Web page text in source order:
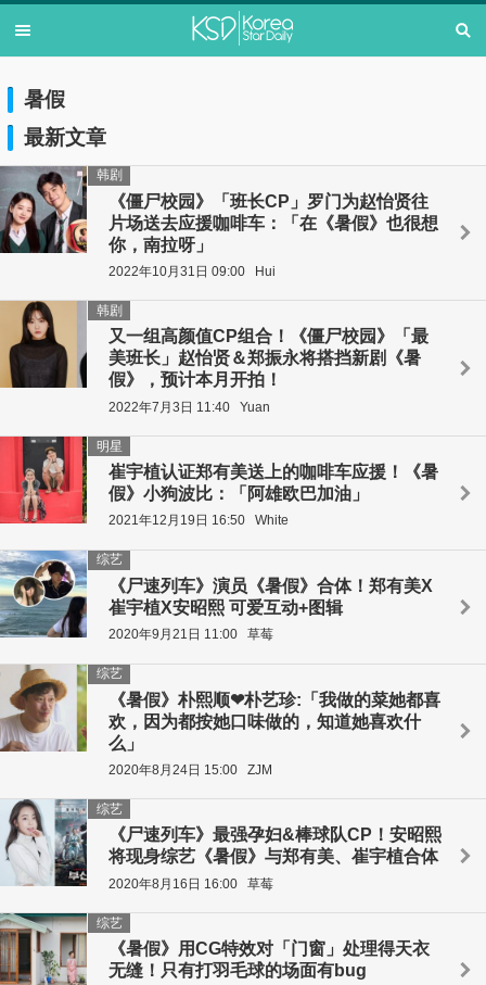
暑假
最新文章
《僵尸校园》「班长CP」罗门为赵怡贤往
片场送去应援咖啡车：「在《暑假》也很想
你，南拉呀」
韩剧
2022年10月31日 09:00 Hui
又一组高颜值CP组合！《僵尸校园》「最
美班长」赵怡贤＆郑振永将搭挡新剧《暑
假》，预计本月开拍！
韩剧
2022年7月3日 11:40 Yuan
崔宇植认证郑有美送上的咖啡车应援！《暑
假》小狗波比：「阿雄欧巴加油」
明星
2021年12月19日 16:50 White
《尸速列车》演员《暑假》合体！郑有美X
崔宇植X安昭熙 可爱互动+图辑
综艺
2020年9月21日 11:00 草莓
《暑假》朴熙顺❤朴艺珍:「我做的菜她都喜
欢，因为都按她口味做的，知道她喜欢什
么」
综艺
2020年8月24日 15:00 ZJM
《尸速列车》最强孕妇&棒球队CP！安昭熙
将现身综艺《暑假》与郑有美、崔宇植合体
综艺
2020年8月16日 16:00 草莓
《暑假》用CG特效对「门窗」处理得天衣
无缝！只有打羽毛球的场面有bug
综艺